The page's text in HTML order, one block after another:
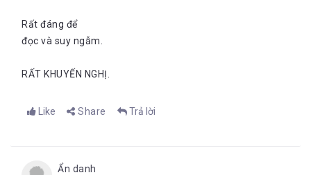
Rất đáng để
đọc và suy ngẫm.
RẤT KHUYẾN NGHỊ.
Like Share Trả lời
Ẩn danh